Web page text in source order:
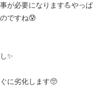
が必要になります💪やっぱ
ですね😰
✨
に劣化します🥺